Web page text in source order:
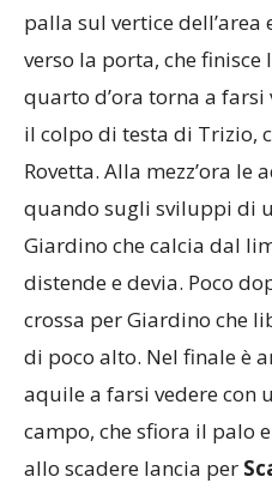
palla sul vertice
verso la porta, che finisce
quarto d’ora torna a farsi
il colpo di testa di Trizio,
Rovetta. Alla mezz’ora le
quando sugli sviluppi di
Giardino che calcia dal
distende e devia. Poco
crossa per Giardino che
di poco alto. Nel finale è
aquile a farsi vedere con
campo, che sfiora il palo
allo scadere lancia per